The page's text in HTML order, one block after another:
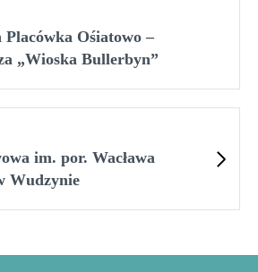
Ośiatowo –
„Wioska Bullerbyn”
im. por. Wacława
Wudzynie